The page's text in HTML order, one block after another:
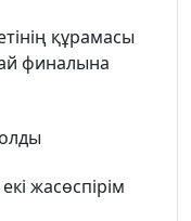
құрамасы
финалына
жасөспірім